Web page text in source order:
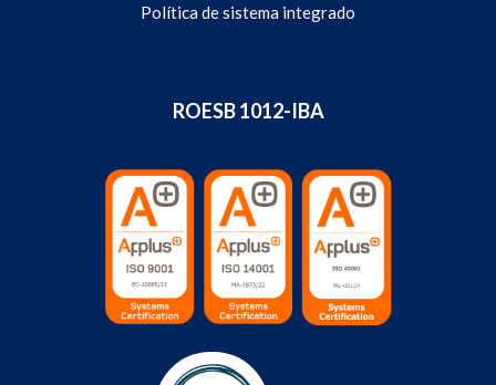
Política de sistema integrado
ROESB 1012-IBA